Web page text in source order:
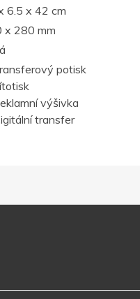
6.5 x 42 cm
x 280 mm
potisk
výšivka
transfer